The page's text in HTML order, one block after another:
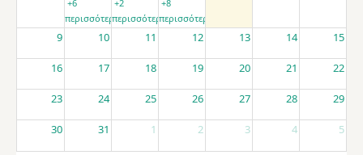
+6
περισσότερα
+2
περισσότερα
+8
περισσότερα
9 10 11 12 13 14 15
16 17 18 19 20 21 22
23 24 25 26 27 28 29
30 31 1 2 3 4 5